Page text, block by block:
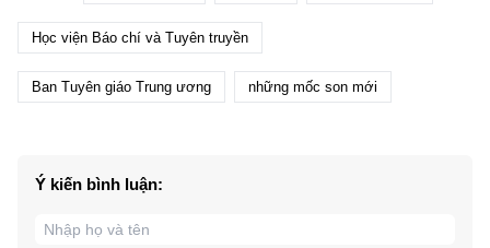
Học viện Báo chí và Tuyên truyền
Ban Tuyên giáo Trung ương những mốc son mới
Ý kiến bình luận: